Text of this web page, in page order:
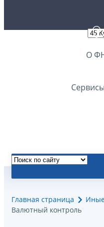
О
Главная страница
Валютный контроль